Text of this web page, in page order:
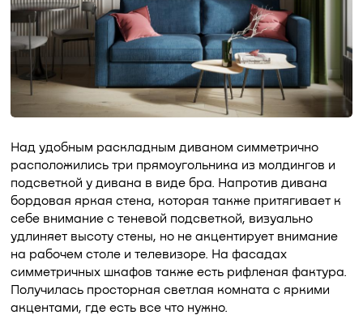
Над удобным раскладным диваном симметрично
расположились три прямоугольника из молдингов и
подсветкой у дивана в виде бра. Напротив дивана
бордовая яркая стена, которая также притягивает к
себе внимание с теневой подсветкой, визуально
удлиняет высоту стены, но не акцентирует внимание
на рабочем столе и телевизоре. На фасадах
симметричных шкафов также есть рифленая фактура.
Получилась просторная светлая комната с яркими
акцентами, где есть все что нужно.